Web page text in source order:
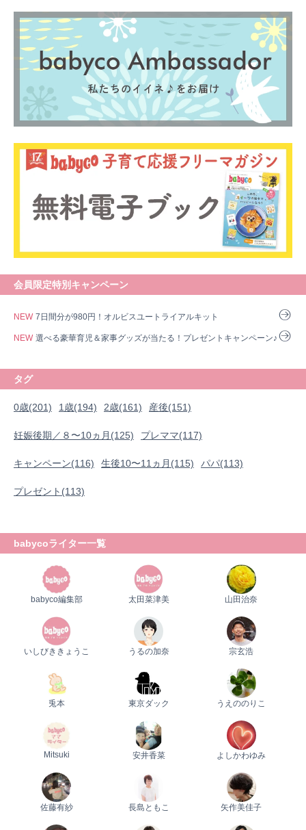
会員限定特別キャンペーン
NEW 7日間分が980円！オルビスユートライアルキット
NEW 選べる豪華育児＆家事グッズが当たる！プレゼントキャンペーン♪
タグ
0歳(201) 1歳(194) 2歳(161) 産後(151)
妊娠後期／８〜10ヵ月(125) プレママ(117)
キャンペーン(116) 生後10〜11ヵ月(115) パパ(113)
プレゼント(113)
babycoライター一覧
babyco編集部 太田菜津美 山田治奈
いしびききょうこ うるの加奈 宗玄浩
兎本 東京ダック うえののりこ
Mitsuki 安井香菜 よしかわゆみ
佐藤有紗 長島ともこ 矢作美佳子